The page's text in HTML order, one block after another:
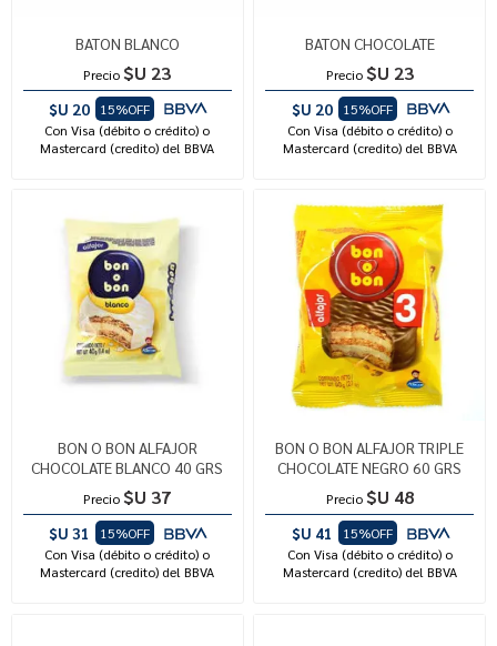
BATON BLANCO
Precio $U 23
$U 20
15%OFF
Con Visa (débito o crédito) o
Mastercard (credito) del BBVA
BATON CHOCOLATE
Precio $U 23
$U 20
15%OFF
Con Visa (débito o crédito) o
Mastercard (credito) del BBVA
BON O BON ALFAJOR
CHOCOLATE BLANCO 40 GRS
Precio $U 37
$U 31
15%OFF
Con Visa (débito o crédito) o
Mastercard (credito) del BBVA
BON O BON ALFAJOR TRIPLE
CHOCOLATE NEGRO 60 GRS
Precio $U 48
$U 41
15%OFF
Con Visa (débito o crédito) o
Mastercard (credito) del BBVA